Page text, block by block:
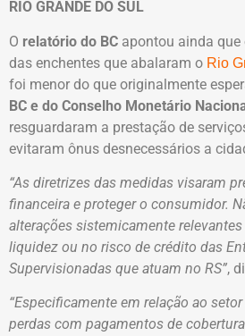
RIO GRANDE DO SUL
O relatório do BC apontou ainda que
das enchentes que abalaram o Rio
foi menor do que originalmente
BC e do Conselho Monetário
resguardaram a prestação de
evitaram ônus desnecessários a
“As diretrizes das medidas visaram
financeira e proteger o consumidor.
alterações sistemicamente
liquidez ou no risco de crédito das
Supervisionadas que atuam no RS”,
“Especificamente em relação ao
perdas com pagamentos de